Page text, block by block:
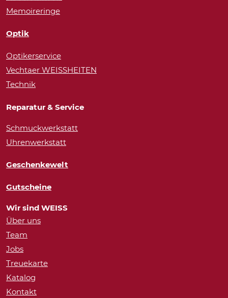
Memoireringe
Optik
Optikerservice
Vechtaer WEISSHEITEN
Technik
Reparatur & Service
Schmuckwerkstatt
Uhrenwerkstatt
Geschenkewelt
Gutscheine
Wir sind WEISS
Über uns
Team
Jobs
Treuekarte
Katalog
Kontakt